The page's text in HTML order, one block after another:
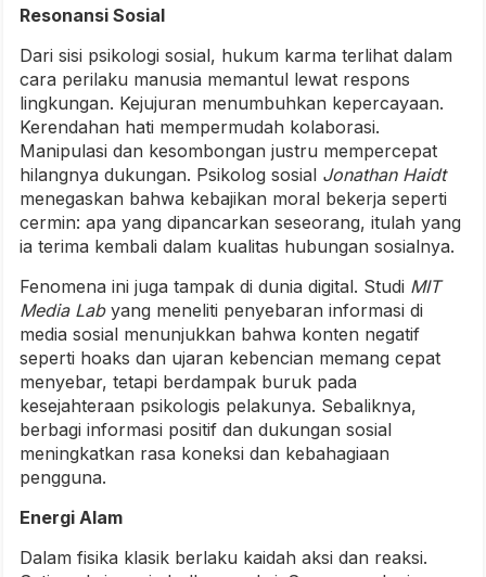
Resonansi Sosial
Dari sisi psikologi sosial, hukum karma terlihat dalam
cara perilaku manusia memantul lewat respons
lingkungan. Kejujuran menumbuhkan kepercayaan.
Kerendahan hati mempermudah kolaborasi.
Manipulasi dan kesombongan justru mempercepat
hilangnya dukungan. Psikolog sosial Jonathan Haidt
menegaskan bahwa kebajikan moral bekerja seperti
cermin: apa yang dipancarkan seseorang, itulah yang
ia terima kembali dalam kualitas hubungan sosialnya.
Fenomena ini juga tampak di dunia digital. Studi MIT
Media Labyang meneliti penyebaran informasi di
media sosial menunjukkan bahwa konten negatif
seperti hoaks dan ujaran kebencian memang cepat
menyebar, tetapi berdampak buruk pada
kesejahteraan psikologis pelakunya. Sebaliknya,
berbagi informasi positif dan dukungan sosial
meningkatkan rasa koneksi dan kebahagiaan
pengguna.
Energi Alam
Dalam fisika klasik berlaku kaidah aksi dan reaksi.